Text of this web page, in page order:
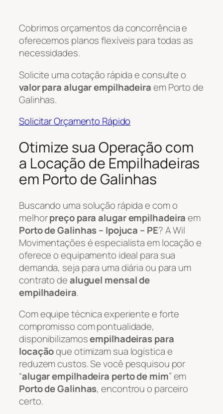
Cobrimos orçamentos da concorrência e
oferecemos planos flexíveis para todas as
necessidades.
Solicite uma cotação rápida e consulte o
valor para alugar empilhadeiraem Porto de
Galinhas.
Solicitar Orçamento Rápido
Otimize sua Operação com
a Locação de Empilhadeiras
em Porto de Galinhas
Buscando uma solução rápida e com o
melhorpreço para alugar empilhadeiraem
Porto de Galinhas – Ipojuca – PE? A Wil
Movimentações é especialista em locação e
oferece o equipamento ideal para sua
demanda, seja para uma diária ou para um
contrato dealuguel mensal de
empilhadeira.
Com equipe técnica experiente e forte
compromisso com pontualidade,
disponibilizamosempilhadeiras para
locaçãoque otimizam sua logística e
reduzem custos. Se você pesquisou por
“alugar empilhadeira perto de mim” em
Porto de Galinhas, encontrou o parceiro
certo.